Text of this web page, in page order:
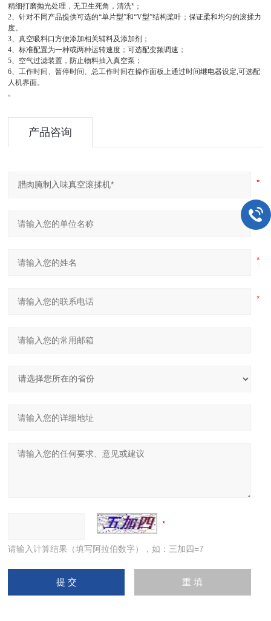
精细打磨抛光处理，无卫生死角，清洗*；
2、针对不同产品提供可选的“单片型”和“V型”结构桨叶；保证柔和均匀的滚揉力
度。
3、真空吸料口方便添加相关辅料及添加剂；
4、标准配置为一种或两种运转速度；可选配变频调速；
5、空气过滤装置，防止物料抽入真空泵；
6、工作时间、暂停时间、总工作时间在操作面板上通过时间继电器设定,可选配
人机界面。
。
产品咨询
请输入计算结果（填写阿拉伯数字），如：三加四=7